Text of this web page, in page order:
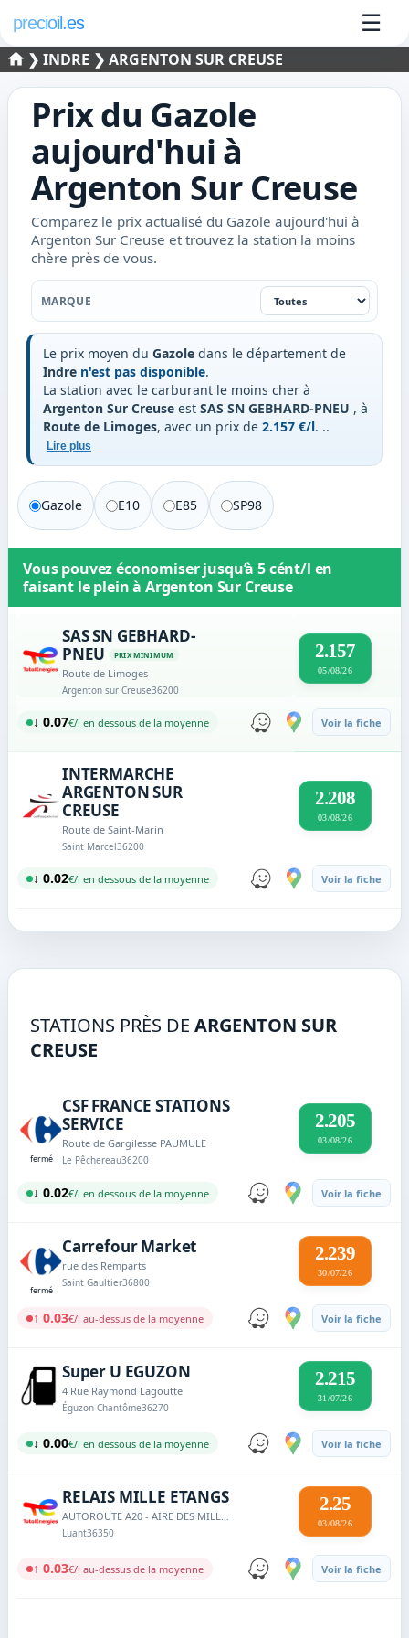
precioil.es ☰
❯INDRE ❯ ARGENTON SUR CREUSE
Prix du Gazole
aujourd'hui à
Argenton Sur Creuse
Comparez le prix actualisé du Gazole aujourd'hui à
Argenton Sur Creuse et trouvez la station la moins
chère près de vous.
Marque
MARQUE
Le prix moyen du Gazole dans le département de
Indre n'est pas disponible.
La station avec le carburant le moins cher à
Argenton Sur Creuse est SAS SN GEBHARD-PNEU , à
Route de Limoges, avec un prix de 2.157 €/l. ..
Lire plus
Gazole E10 E85 SP98
Vous pouvez économiser jusqu’à5 cént/l en
faisant le plein à Argenton Sur Creuse
SAS SN GEBHARD-
PNEU
PRIX MINIMUM
Route de Limoges
Argenton sur Creuse36200
2.157
05/08/26
↓ 0.07€/l en dessous de la moyenne Voir la fiche
INTERMARCHE
ARGENTON SUR
CREUSE
Route de Saint-Marin
Saint Marcel36200
2.208
03/08/26
↓ 0.02€/l en dessous de la moyenne Voir la fiche
STATIONS PRÈS DE ARGENTON SUR
CREUSE
fermé
CSF FRANCE STATIONS
SERVICE
Route de Gargilesse PAUMULE
Le Pêchereau36200
2.205
03/08/26
↓ 0.02€/l en dessous de la moyenne Voir la fiche
fermé
Carrefour Market
rue des Remparts
Saint Gaultier36800
2.239
30/07/26
↑ 0.03€/l au-dessus de la moyenne Voir la fiche
Super U EGUZON
4 Rue Raymond Lagoutte
Éguzon Chantôme36270
2.215
31/07/26
↓ 0.00€/l en dessous de la moyenne Voir la fiche
RELAIS MILLE ETANGS
AUTOROUTE A20 - AIRE DES MILLE ETANGS
Luant36350
2.25
03/08/26
↑ 0.03€/l au-dessus de la moyenne Voir la fiche